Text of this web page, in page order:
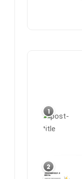
1
2